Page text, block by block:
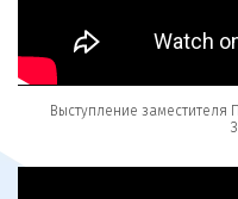
Выступление заместителя